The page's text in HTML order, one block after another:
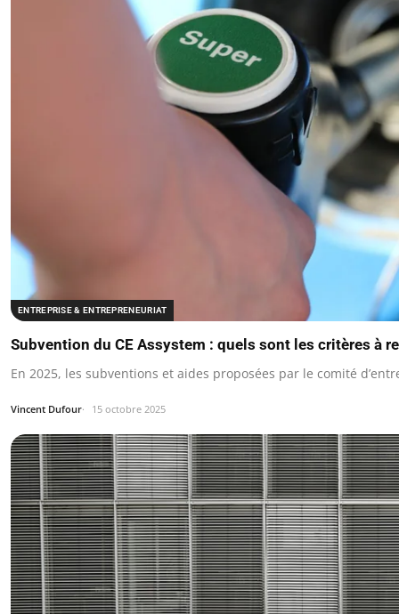
ENTREPRISE & ENTREPRENEURIAT
Subvention du CE Assystem : quels sont les critères à
En 2025, les subventions et aides proposées par le comité
Vincent Dufour 15 octobre 2025